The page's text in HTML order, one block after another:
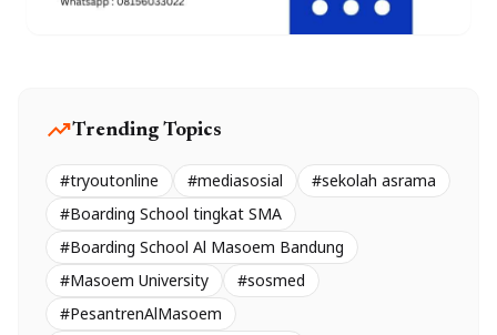
trending_upTrending Topics
#tryoutonline #mediasosial
#sekolah asrama
#Boarding School tingkat SMA
#Boarding School Al Masoem Bandung
#Masoem University
#sosmed
#PesantrenAlMasoem